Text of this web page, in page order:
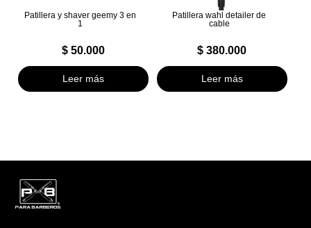
Patillera y shaver geemy 3 en
1
$50.000
Leer más
Patillera wahl detailer de
cable
$ 380.000
Leer más